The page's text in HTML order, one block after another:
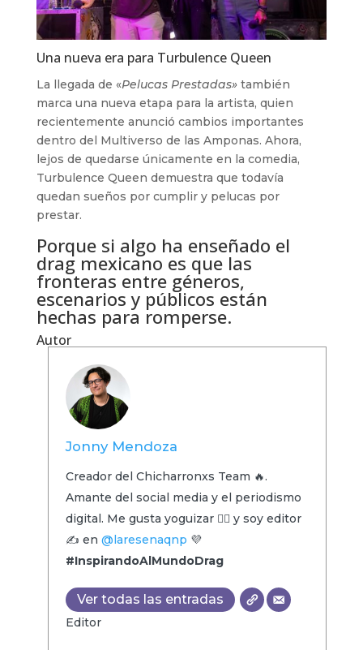
Una nueva era para Turbulence Queen
La llegada de «Pelucas Prestadas»también
marca una nueva etapa para la artista, quien
recientemente anunció cambios importantes
dentro del Multiverso de las Amponas. Ahora,
lejos de quedarse únicamente en la comedia,
Turbulence Queen demuestra que todavía
quedan sueños por cumplir y pelucas por
prestar.
Porque si algo ha enseñado el
drag mexicano es que las
fronteras entre géneros,
escenarios y públicos están
hechas para romperse.
Autor
Jonny Mendoza
Creador del Chicharronxs Team 🔥.
Amante del social media y el periodismo
digital. Me gusta yoguizar 🧘‍♂️ y soy editor
✍️ en @laresenaqnp 💜
#InspirandoAlMundoDrag
Ver todas las entradas
Editor